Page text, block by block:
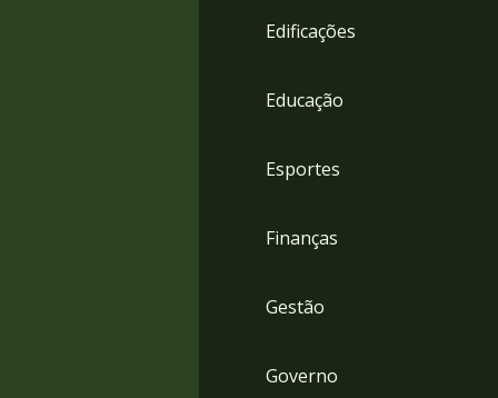
Edificações
Educação
Esportes
Finanças
Gestão
Governo